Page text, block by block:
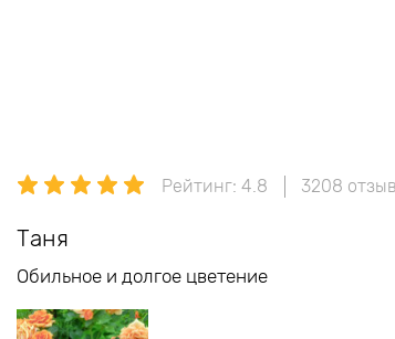
Рейтинг: 4.8 3208
Таня
Обильное и долгое цветение